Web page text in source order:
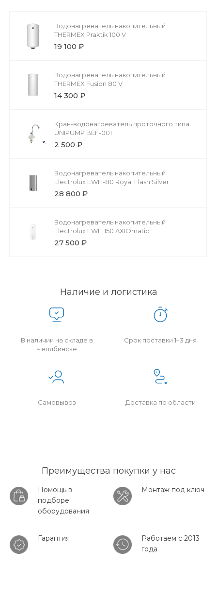
Водонагреватель накопительный
THERMEX Praktik 100 V
19 100 ₽
Водонагреватель накопительный
THERMEX Fusion 80 V
14 300 ₽
Кран-водонагреватель проточного типа
UNIPUMP BEF-001
2 500 ₽
Водонагреватель накопительный
Electrolux EWH-80 Royal Flash Silver
28 800 ₽
Водонагреватель накопительный
Electrolux EWH 150 AXIOmatic
27 500 ₽
Наличие и логистика
В наличии на складе в
Челябинске
Срок поставки 1–3 дня
Самовывоз Доставка по области
Преимущества покупки у нас
Помощь в
подборе
оборудования
Монтаж под ключ
Гарантия
Работаем с 2013
года